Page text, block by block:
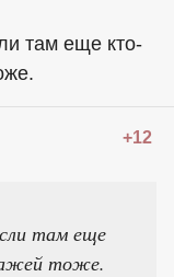
там еще кто-
+12
там еще
тоже.